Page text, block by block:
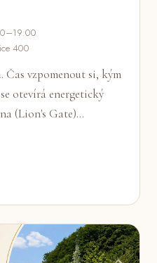
400
Čas vzpomenout si, kým
otevírá energetický
(Lion's Gate)…